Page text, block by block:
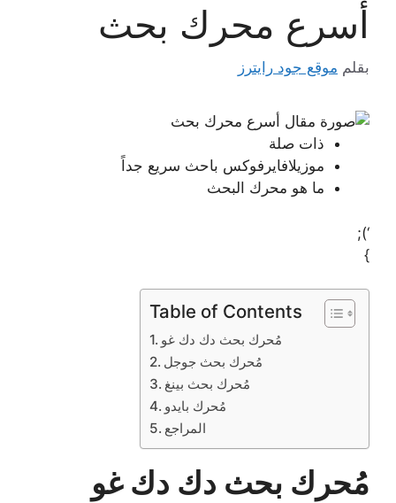
أسرع محرك بحث
بقلم موقع جود رايترز
ذات صلة
موزيلافايرفوكس باحث سريع جداً
ما هو محرك البحث
‘);
}
Table of Contents
مُحرك بحث دك دك غو
مُحرك بحث جوجل
مُحرك بحث بينغ
مُحرك بايدو
المراجع
مُحرك بحث دك دك غو